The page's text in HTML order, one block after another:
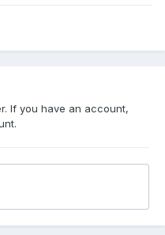
If you have an account,